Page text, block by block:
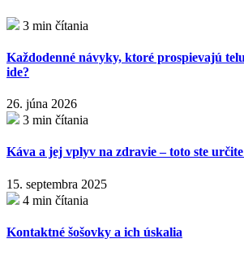
3 min čítania
Každodenné návyky, ktoré prospievajú
ide?
26. júna 2026
3 min čítania
Káva a jej vplyv na zdravie – toto ste
15. septembra 2025
4 min čítania
Kontaktné šošovky a ich úskalia